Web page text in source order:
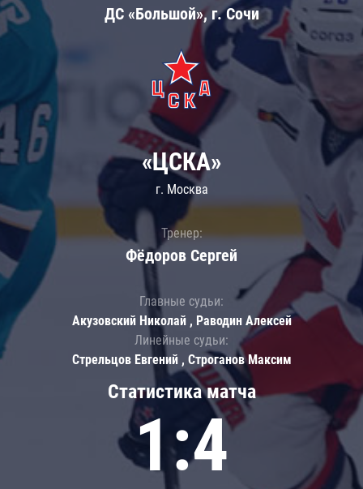
ДС «Большой», г. Сочи
Статистика матча
1:4
«ЦСКА»
г. Москва
Тренер:
Фёдоров Сергей
Главные судьи:
Акузовский Николай , Раводин Алексей
Линейные судьи:
Стрельцов Евгений , Строганов Максим